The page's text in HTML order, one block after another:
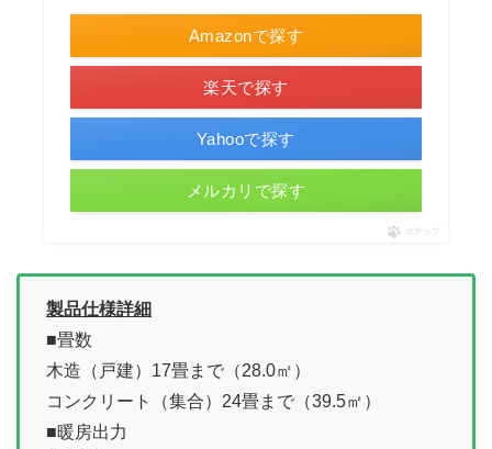
Amazonで探す
楽天で探す
Yahooで探す
メルカリで探す
ポチップ
製品仕様詳細
■畳数
木造（戸建）17畳まで（28.0㎡）
コンクリート（集合）24畳まで（39.5㎡）
■暖房出力